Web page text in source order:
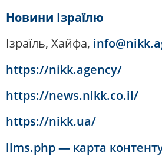
Новини Ізраїлю
Ізраїль, Хайфа,
https://nikk.agency/
https://news.nikk.co.il/
https://nikk.ua/
llms.php — карта